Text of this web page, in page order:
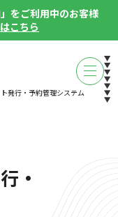
をご利用中のお客様
こちら
発行・予約管理システム
・